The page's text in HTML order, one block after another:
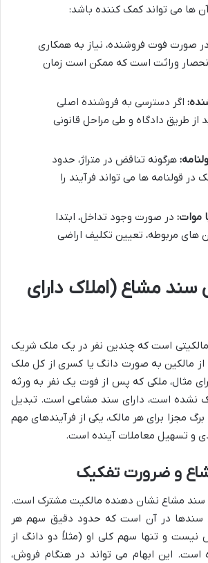
ها می تواند کمک کننده باشد:
در صورت فوت فروشنده، نیاز به همکاری
انحصار وراثت است که ممکن است زمان
اگر دسترسی به فروشنده اصلی
از طریق دادگاه و طی مراحل قانونی
هرگونه تناقض در متراژ، حدود
قولنامه ها می تواند فرآیند را
موات: در صورت وجود تداخل، ابتدا
های مربوطه، تعیین تکلیف اراضی
مشاع (املاک دارای
است که چندین نفر در یک ملک شریک
مالکین به صورت دانگ یا کسری از کل ملک
مثال، ملکی که پس از فوت یک نفر به ورثه
نشده است، دارای سند مشاعی است. تبدیل
مجزا برای هر مالک، یکی از فرآیندهای مهم
و تسهیل معاملات آینده است.
و ضرورت تفکیک
سند مشاع نشان دهنده مالکیت مشترک است.
سندها در آن است که حدود دقیق سهم هر
و تنها سهم کلی او (مثلاً دو دانگ از
این ابهام می تواند در هنگام فروش،